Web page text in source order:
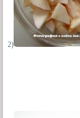
2)